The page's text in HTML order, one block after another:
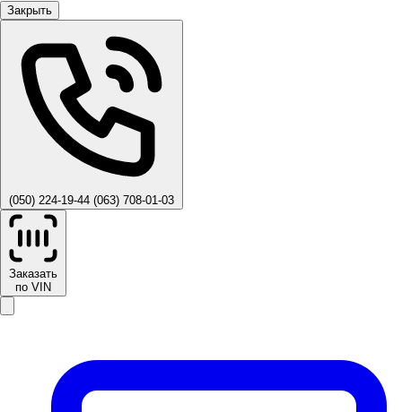
Закрыть
(050) 224-19-44 (063) 708-01-03
Заказать
по VIN